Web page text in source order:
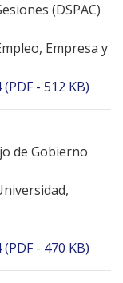
(DSPAC)
Empresa y
- 512 KB)
de Gobierno
- 470 KB)